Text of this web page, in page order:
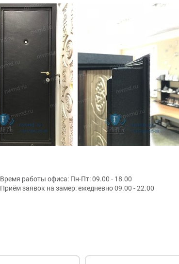
Время работы офиса: Пн-Пт: 09.00 - 18.00
Приём заявок на замер: ежедневно 09.00 - 22.00